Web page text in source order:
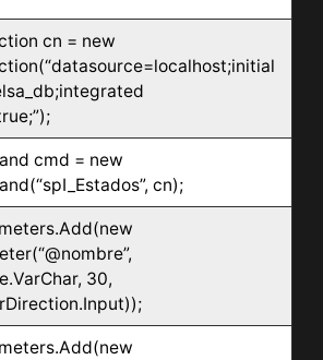
cn = new
cmd = new
cn);
30,